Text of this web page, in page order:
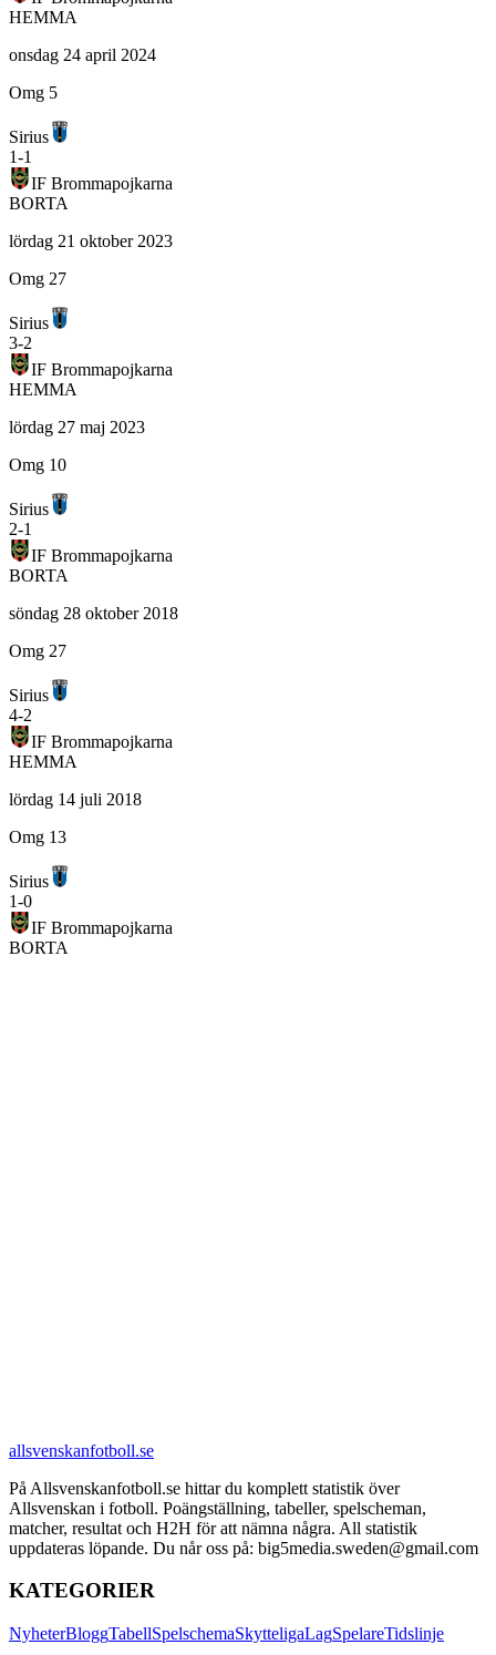
HEMMA
onsdag 24 april 2024
Omg 5
Sirius
1-1
IF Brommapojkarna
BORTA
lördag 21 oktober 2023
Omg 27
Sirius
3-2
IF Brommapojkarna
HEMMA
lördag 27 maj 2023
Omg 10
Sirius
2-1
IF Brommapojkarna
BORTA
söndag 28 oktober 2018
Omg 27
Sirius
4-2
IF Brommapojkarna
HEMMA
lördag 14 juli 2018
Omg 13
Sirius
1-0
IF Brommapojkarna
BORTA
allsvenskanfotboll.se
På Allsvenskanfotboll.se hittar du komplett statistik över
Allsvenskan i fotboll. Poängställning, tabeller, spelscheman,
matcher, resultat och H2H för att nämna några. All statistik
uppdateras löpande. Du når oss på: big5media.sweden@gmail.com
KATEGORIER
NyheterBloggTabellSpelschemaSkytteligaLagSpelareTidslinje